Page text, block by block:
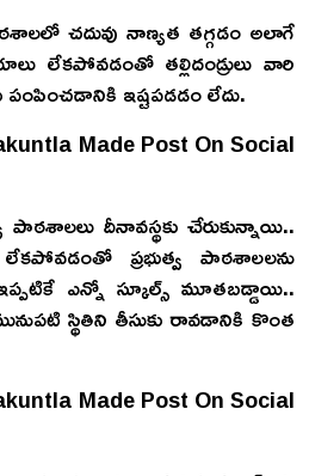
చదువు నాణ్యత తగ్గడం అలాగే
లేకపోవడంతో తల్లిదండ్రులు వారి
పంపించడానికి ఇష్టపడడం లేదు.
Made Post On Social
పాఠశాలలు దీనావస్థకు చేరుకున్నాయి..
లేకపోవడంతో ప్రభుత్వ పాఠశాలలను
ఎన్నో స్కూల్స్ మూతబడ్డాయి..
స్థితిని తీసుకు రావడానికి కొంత
Made Post On Social